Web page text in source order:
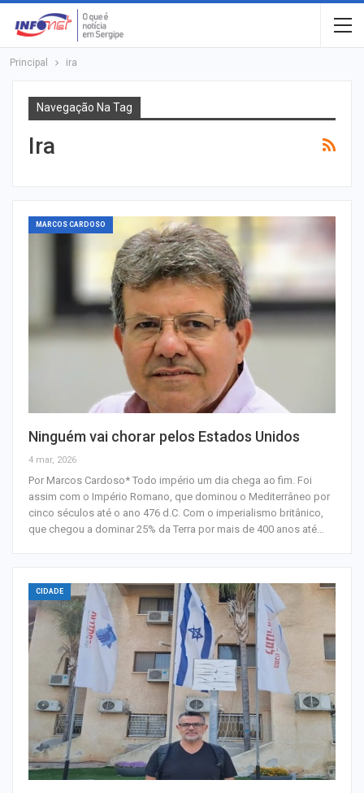
Principal ira
Navegação Na Tag
Ira
MARCOS CARDOSO
Ninguém vai chorar pelos Estados Unidos
4 mar, 2026
Por Marcos Cardoso* Todo império um dia chega ao fim. Foi
assim com o Império Romano, que dominou o Mediterrâneo por
cinco séculos até o ano 476 d.C. Com o imperialismo britânico,
que chegou a dominar 25% da Terra por mais de 400 anos até…
CIDADE